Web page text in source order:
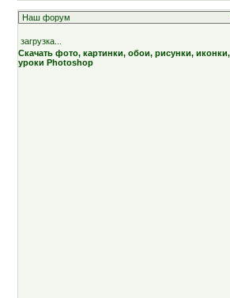
загрузка...
Скачать фото, картинки, обои, рисунки,
уроки Photoshop